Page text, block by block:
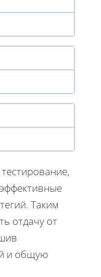
Таким
отдачу от
и общую